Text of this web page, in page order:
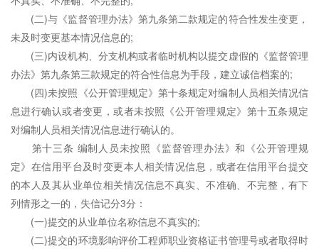
(二)与《监督管理办法》第九条第二款规定的符合性发生变更，
未及时变更基本情况信息的;
(三)内设机构、分支机构或者临时机构以提交虚假的《监督管理
办法》第九条第三款规定的符合性信息为手段，建立诚信档案的;
(四)未按照《公开管理规定》第十条规定对编制人员相关情况信
息进行确认或者变更，或者未按照《公开管理规定》第十五条规定
对编制人员相关情况信息进行确认的。
第十三条 编制人员未按照《监督管理办法》和《公开管理规
定》在信用平台及时变更本人相关情况信息，或者在信用平台提交
的本人及其从业单位相关情况信息不真实、不准确、不完整，有下
列情形之一的，失信记分3分：
(一)提交的从业单位名称信息不真实的;
(二)提交的环境影响评价工程师职业资格证书管理号或者取得时